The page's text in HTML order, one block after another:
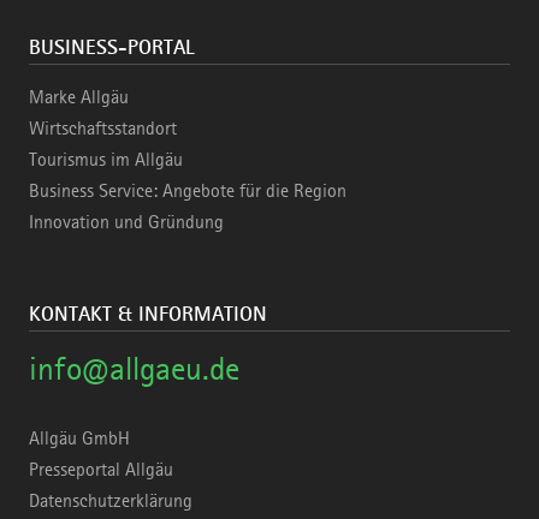
BUSINESS-PORTAL
Marke Allgäu
Wirtschaftsstandort
Tourismus im Allgäu
Business Service: Angebote für die Region
Innovation und Gründung
KONTAKT & INFORMATION
info@allgaeu.de
Allgäu GmbH
Presseportal Allgäu
Datenschutzerklärung